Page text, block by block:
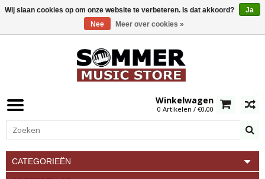
Winkelwagen
0 Artikelen / €0,00
CATEGORIEËN
Wij slaan cookies op om onze website te verbeteren. Is dat akkoord?
Ja
Nee
Meer over cookies »